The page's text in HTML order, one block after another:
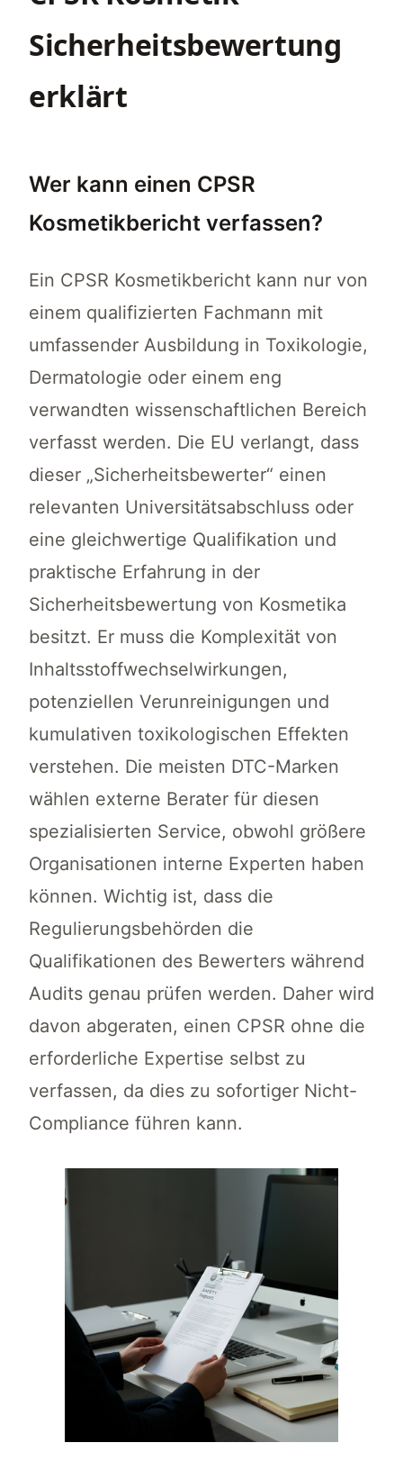
Sicherheitsbewertung
erklärt
Wer kann einen CPSR
Kosmetikbericht verfassen?
Ein CPSR Kosmetikbericht kann nur von
einem qualifizierten Fachmann mit
umfassender Ausbildung in Toxikologie,
Dermatologie oder einem eng
verwandten wissenschaftlichen Bereich
verfasst werden. Die EU verlangt, dass
dieser „Sicherheitsbewerter“ einen
relevanten Universitätsabschluss oder
eine gleichwertige Qualifikation und
praktische Erfahrung in der
Sicherheitsbewertung von Kosmetika
besitzt. Er muss die Komplexität von
Inhaltsstoffwechselwirkungen,
potenziellen Verunreinigungen und
kumulativen toxikologischen Effekten
verstehen. Die meisten DTC-Marken
wählen externe Berater für diesen
spezialisierten Service, obwohl größere
Organisationen interne Experten haben
können. Wichtig ist, dass die
Regulierungsbehörden die
Qualifikationen des Bewerters während
Audits genau prüfen werden. Daher wird
davon abgeraten, einen CPSR ohne die
erforderliche Expertise selbst zu
verfassen, da dies zu sofortiger Nicht-
Compliance führen kann.